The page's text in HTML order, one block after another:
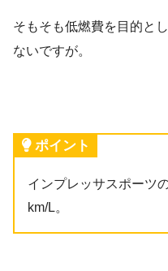
そもそも低燃費を目的と
ないですが。
ポイント
インプレッサスポーツ
km/L。